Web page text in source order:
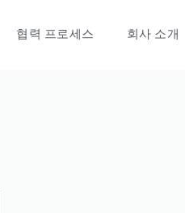
협력 프로세스 회사 소개